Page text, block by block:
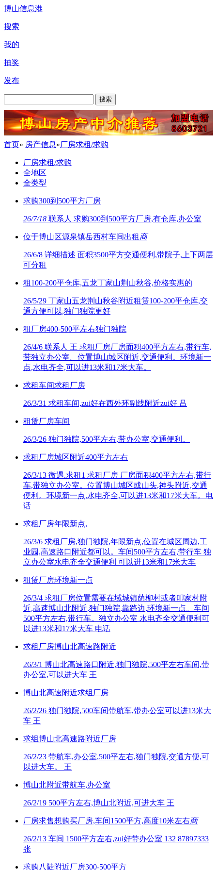
博山信息港
搜索
我的
抽奖
发布
搜索
首页» 房产信息»厂房求租/求购
厂房求租/求购
全地区
全类型
求购300到500平方厂房
26/7/18 联系人 求购300到500平方厂房,有仓库,办公室
位于博山区源泉镇岳西村车间出租 商
26/6/8 详细描述 面积3500平方交通便利,带院子,上下两层
可分租
租100-200平仓库,五龙丁家山荆山秋谷,价格实惠的
26/5/29 丁家山五龙荆山秋谷附近租赁100-200平仓库,交
通方便可以,独门独院更好
租厂房400-500平左右独门独院
26/4/6 联系人 王 求租厂房厂房面积400平方左右,带行车,
带独立办公室。位置博山城区附近,交通便利。环境新一
点,水电齐全,可以进13米和17米大车。
求租车间求租厂房
26/3/31 求租车间,zui好在西外环副线附近zui好 吕
租赁厂房车间
26/3/26 独门独院,500平左右,带办公室,交通便利。
求租厂房城区附近400平方左右
26/3/13 微遇.求租1 求租厂房 厂房面积400平方左右,带行
车,带独立办公室。位置博山城区或山头,神头附近,交通
便利。环境新一点,水电齐全,可以进13米和17米大车。电
话
求租厂房年限新点,
26/3/6 求租厂房,独门独院,年限新点,位置在城区周边,工
业园,高速路口附近都可以。车间500平方左右,带行车 独
立办公室水电齐全交通便利 可以进13米和17米大车
租赁厂房环境新一点
26/3/4 求租厂房位置需要在域城镇荫柳村或者叩家村附
近,高速博山北附近,独门独院,靠路边,环境新一点。车间
500平方左右,带行车。独立办公室 水电齐全交通便利可
以进13米和17米大车 电话
求租厂房博山北高速路附近
26/3/1 博山北高速路口附近,独门独院,500平左右车间,带
办公室,可以进大车 王
博山北高速附近求组厂房
26/2/26 独门独院,500车间带航车,带办公室可以进13米大
车 王
求组博山北高速路附近厂房
26/2/23 带航车,办公室,500平左右,独门独院,交通方便,可
以进大车。 王
博山北附近带航车,办公室
26/2/19 500平方左右,博山北附近,可进大车 王
厂房求售想购买厂房,车间1500平方,高度10米左右商
26/2/13 车间 1500平方左右,zui好带办公室 132 87897333
张
求购八陡附近厂房300-500平方